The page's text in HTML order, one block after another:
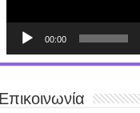
00:00
Επικοινωνία